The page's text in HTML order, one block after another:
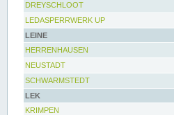
DREYSCHLOOT
LEDASPERRWERK UP
LEINE
HERRENHAUSEN
NEUSTADT
SCHWARMSTEDT
LEK
KRIMPEN